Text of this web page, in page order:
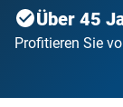
Über 45
Profitieren Sie